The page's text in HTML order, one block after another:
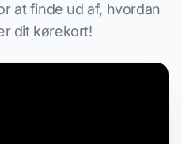
at finde ud af, hvordan
dit kørekort!